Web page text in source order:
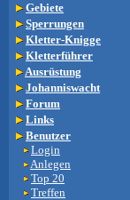
Gebiete
Sperrungen
Kletter-Knigge
Kletterführer
Ausrüstung
Johanniswacht
Forum
Links
Benutzer
Login
Anlegen
Top 20
Treffen